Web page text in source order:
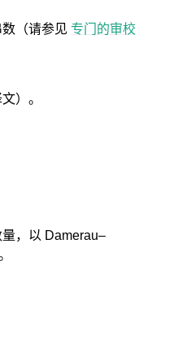
（请参见 专门的审校
）。
，以 Damerau–